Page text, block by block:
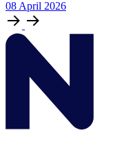
08 April 2026